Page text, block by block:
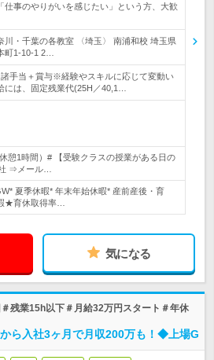
仕事のやりがいを感じたい」という方、大歓
・千葉の各教室 〈埼玉〉 南浦和校 埼玉県
町1-10-1 2…
諸手当＋賞与※経験やスキルに応じて変動い
は、固定残業代(25H／40,1…
憩1時間）# 【受験クラスの授業がある日の
⇒メール…
夏季休暇* 年末年始休暇* 産前産後・育
★育休取得率…
気になる
残業15h以下＃月給32万円スタート＃年休
から入社3ヶ月で月収200万も！◆上場G